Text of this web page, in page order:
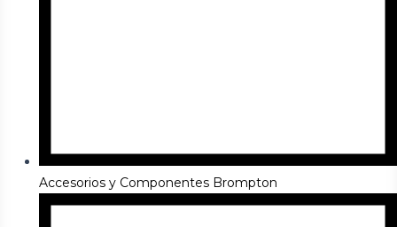
Accesorios y Componentes Brompton